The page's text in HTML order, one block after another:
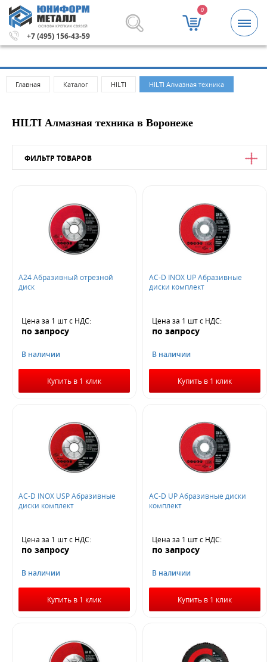
ОСНОВА КРЕПКИХ СВЯЗЕЙ
+7 (495) 156-43-59
0
и крепежные изделия оптом. Минимальная сумма
Главная Каталог HILTI HILTI Алмазная техника
HILTI Алмазная техника в Воронеже
ФИЛЬТР ТОВАРОВ
до
Не нашли ничего подходящего?
A24 Абразивный отрезной
диск
Цена за 1 штс НДС:
по запросу
В наличии
Купить в 1 клик
AC-D INOX UP Абразивные
диски комплект
Цена за 1 штс НДС:
по запросу
В наличии
Купить в 1 клик
AC-D INOX USP Абразивные
диски комплект
Цена за 1 штс НДС:
по запросу
В наличии
Купить в 1 клик
AC-D UP Абразивные диски
комплект
Цена за 1 штс НДС:
по запросу
В наличии
Купить в 1 клик